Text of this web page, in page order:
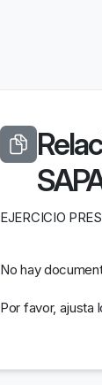
EJERCICIO
No hay
Por favor, ajusta